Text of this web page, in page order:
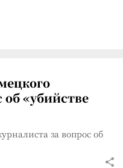
об «убийстве
за вопрос об